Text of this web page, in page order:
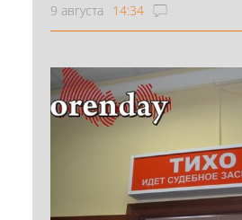
9 августа 14:34